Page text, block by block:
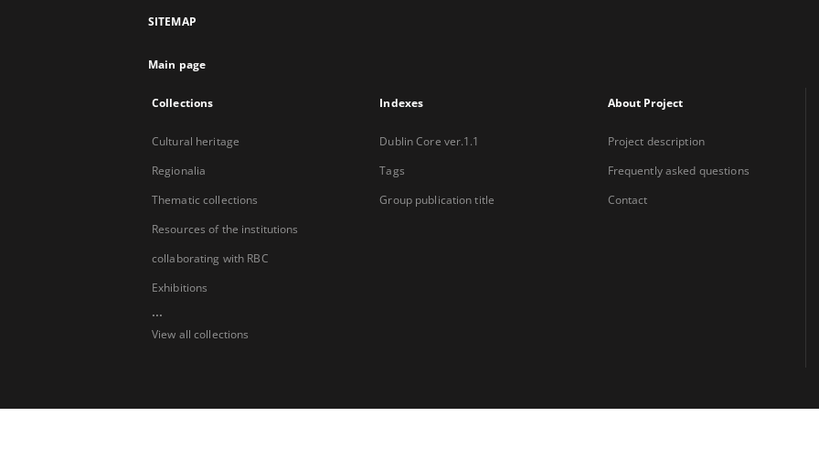
SITEMAP
Main page
Collections
Cultural heritage
Regionalia
Thematic collections
Resources of the institutions
collaborating with RBC
Exhibitions
...
View all collections
Indexes
Dublin Core ver.1.1
Tags
Group publication title
About Project
Project description
Frequently asked questions
Contact